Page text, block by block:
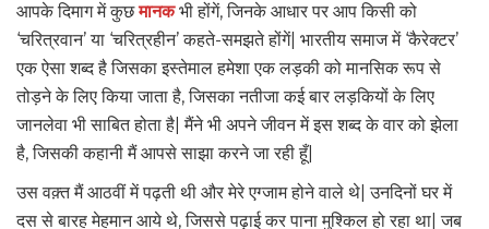
आपके दिमाग में कुछमानकभी होंगें, जिनके आधार पर आप किसी को
‘चरित्रवान’ या ‘चरित्रहीन’ कहते-समझते होंगें| भारतीय समाज में ‘कैरेक्टर’
एक ऐसा शब्द है जिसका इस्तेमाल हमेशा एक लड़की को मानसिक रूप से
तोड़ने के लिए किया जाता है, जिसका नतीजा कई बार लड़कियों के लिए
जानलेवा भी साबित होता है| मैंने भी अपने जीवन में इस शब्द के वार को झेला
है, जिसकी कहानी मैं आपसे साझा करने जा रही हूँ|
उस वक़्त मैं आठवीं में पढ़ती थी और मेरे एग्जाम होने वाले थे| उनदिनों घर में
दस से बारह मेहमान आये थे, जिससे पढ़ाई कर पाना मुश्किल हो रहा था| जब